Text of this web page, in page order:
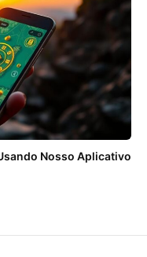
Nosso Aplicativo